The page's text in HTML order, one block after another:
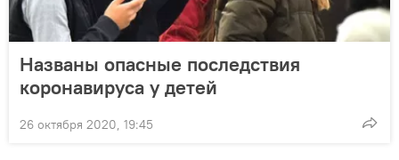
Названы опасные последствия
коронавируса у детей
26 октября 2020, 19:45